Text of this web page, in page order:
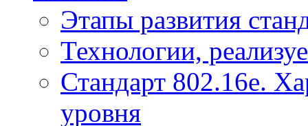
Этапы развития
Технологии,
Стандарт 802.16е.
уровня